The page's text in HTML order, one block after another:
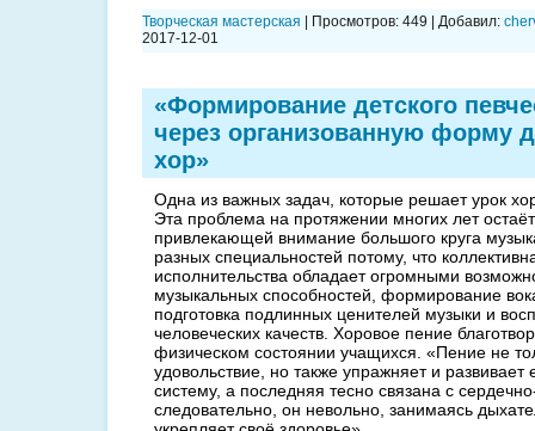
Творческая мастерская Просмотров: 449 Добавил:
2017-12-01
«Формирование детского
через организованную форму
хор»
Одна из важных задач, которые решает урок
Эта проблема на протяжении многих лет
привлекающей внимание большого круга
разных специальностей потому, что
исполнительства обладает огромными
музыкальных способностей, формирование
подготовка подлинных ценителей музыки и
человеческих качеств. Хоровое пение
физическом состоянии учащихся. «Пение не
удовольствие, но также упражняет и развивает
систему, а последняя тесно связана с
следовательно, он невольно, занимаясь